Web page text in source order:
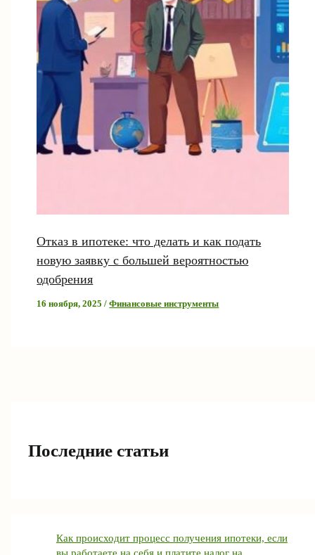
Последние статьи
Как происходит процесс получения ипотеки, если
Отказ в ипотеке: что делать и как подать
новую заявку с большей вероятностью
одобрения
16 ноября, 2025/Финансовые инструменты